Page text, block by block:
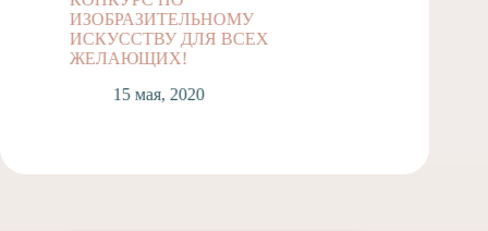
ИЗОБРАЗИТЕЛЬНОМУ
ИСКУССТВУ ДЛЯ ВСЕХ
ЖЕЛАЮЩИХ!
15 мая, 2020